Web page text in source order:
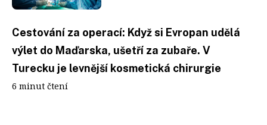
Cestování za operací: Když si Evropan udělá
výlet do Maďarska, ušetří za zubaře. V
Turecku je levnější kosmetická chirurgie
6 minut čtení